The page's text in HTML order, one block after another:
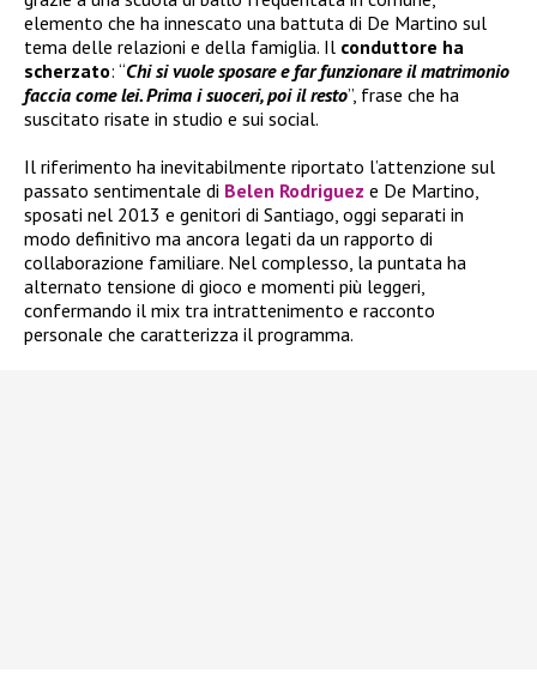
elemento che ha innescato una battuta di De Martino sul
tema delle relazioni e della famiglia. Il conduttore ha
scherzato: “Chi si vuole sposare e far funzionare il matrimonio
faccia come lei. Prima i suoceri, poi il resto”, frase che ha
suscitato risate in studio e sui social.
Il riferimento ha inevitabilmente riportato l’attenzione sul
passato sentimentale di Belen Rodriguez e De Martino,
sposati nel 2013 e genitori di Santiago, oggi separati in
modo definitivo ma ancora legati da un rapporto di
collaborazione familiare. Nel complesso, la puntata ha
alternato tensione di gioco e momenti più leggeri,
confermando il mix tra intrattenimento e racconto
personale che caratterizza il programma.